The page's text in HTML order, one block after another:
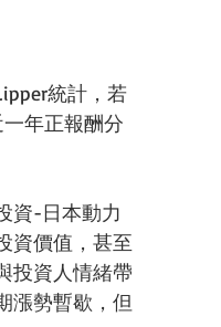
統計，若
年正報酬分
資-日本動力
資價值，甚至
投資人情緒帶
漲勢暫歇，但